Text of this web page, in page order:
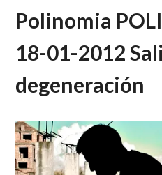
Polinomia
18-01-2012
degeneración